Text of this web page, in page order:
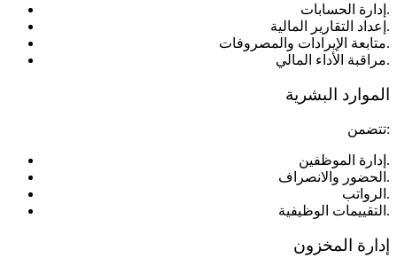
إدارة الحسابات.
إعداد التقارير المالية.
متابعة الإيرادات والمصروفات.
مراقبة الأداء المالي.
الموارد البشرية
تتضمن:
إدارة الموظفين.
الحضور والانصراف.
الرواتب.
التقييمات الوظيفية.
إدارة المخزون